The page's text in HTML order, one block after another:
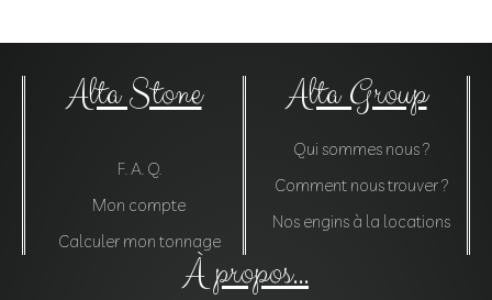
Alta Stone
F. A. Q.
Mon compte
Calculer mon tonnage
Alta Group
Qui sommes nous ?
Comment nous trouver ?
Nos engins à la locations
À propos...